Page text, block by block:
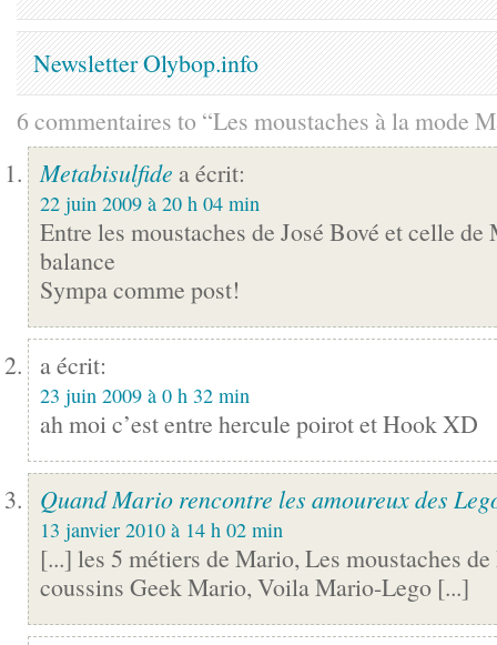
Newsletter Olybop.info
6 commentaires to “Les moustaches à la mode
Metabisulfide a écrit:
22 juin 2009 à 20 h 04 min
Entre les moustaches de José Bové et celle
balance
Sympa comme post!
a écrit:
23 juin 2009 à 0 h 32 min
ah moi c’est entre hercule poirot et Hook XD
Quand Mario rencontre les amoureux des
13 janvier 2010 à 14 h 02 min
[...] les 5 métiers de Mario, Les moustaches
coussins Geek Mario, Voila Mario-Lego [...]